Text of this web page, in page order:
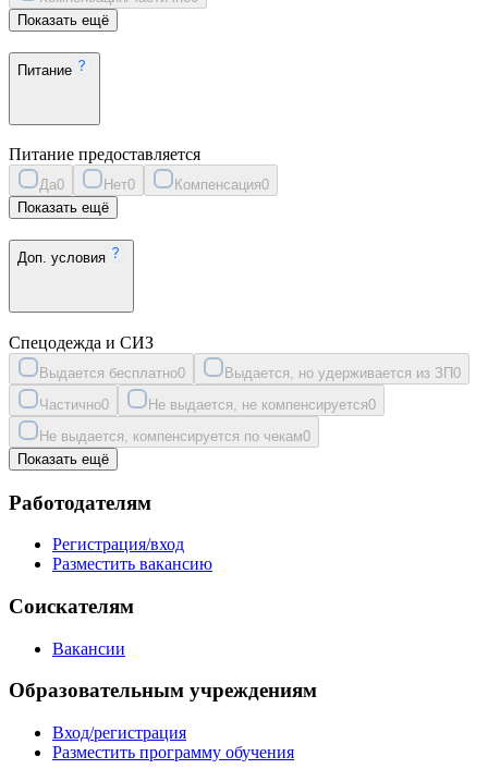
Показать ещё
Питание
Питание предоставляется
Да0 Нет0 Компенсация0
Показать ещё
Доп. условия
Спецодежда и СИЗ
Выдается бесплатно0 Выдается, но удерживается из ЗП0
Частично0 Не выдается, не компенсируется0
Не выдается, компенсируется по чекам0
Показать ещё
Работодателям
Регистрация/вход
Разместить вакансию
Соискателям
Вакансии
Образовательным учреждениям
Вход/регистрация
Разместить программу обучения